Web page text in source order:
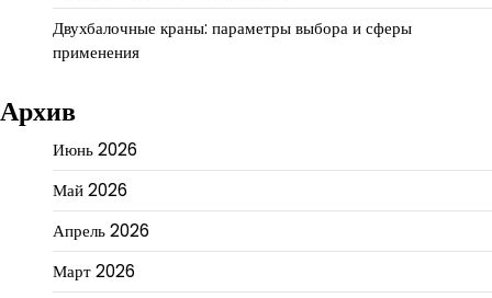
Двухбалочные краны: параметры выбора и сферы
применения
Архив
Июнь 2026
Май 2026
Апрель 2026
Март 2026